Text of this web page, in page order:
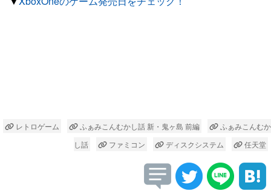
レトロゲーム ふぁみこんむかし話 新・鬼ヶ島 前編
ふぁみこんむか
し話
ファミコン ディスクシステム 任天堂